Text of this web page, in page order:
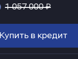
1 057 000 ₽
Купить в кредит